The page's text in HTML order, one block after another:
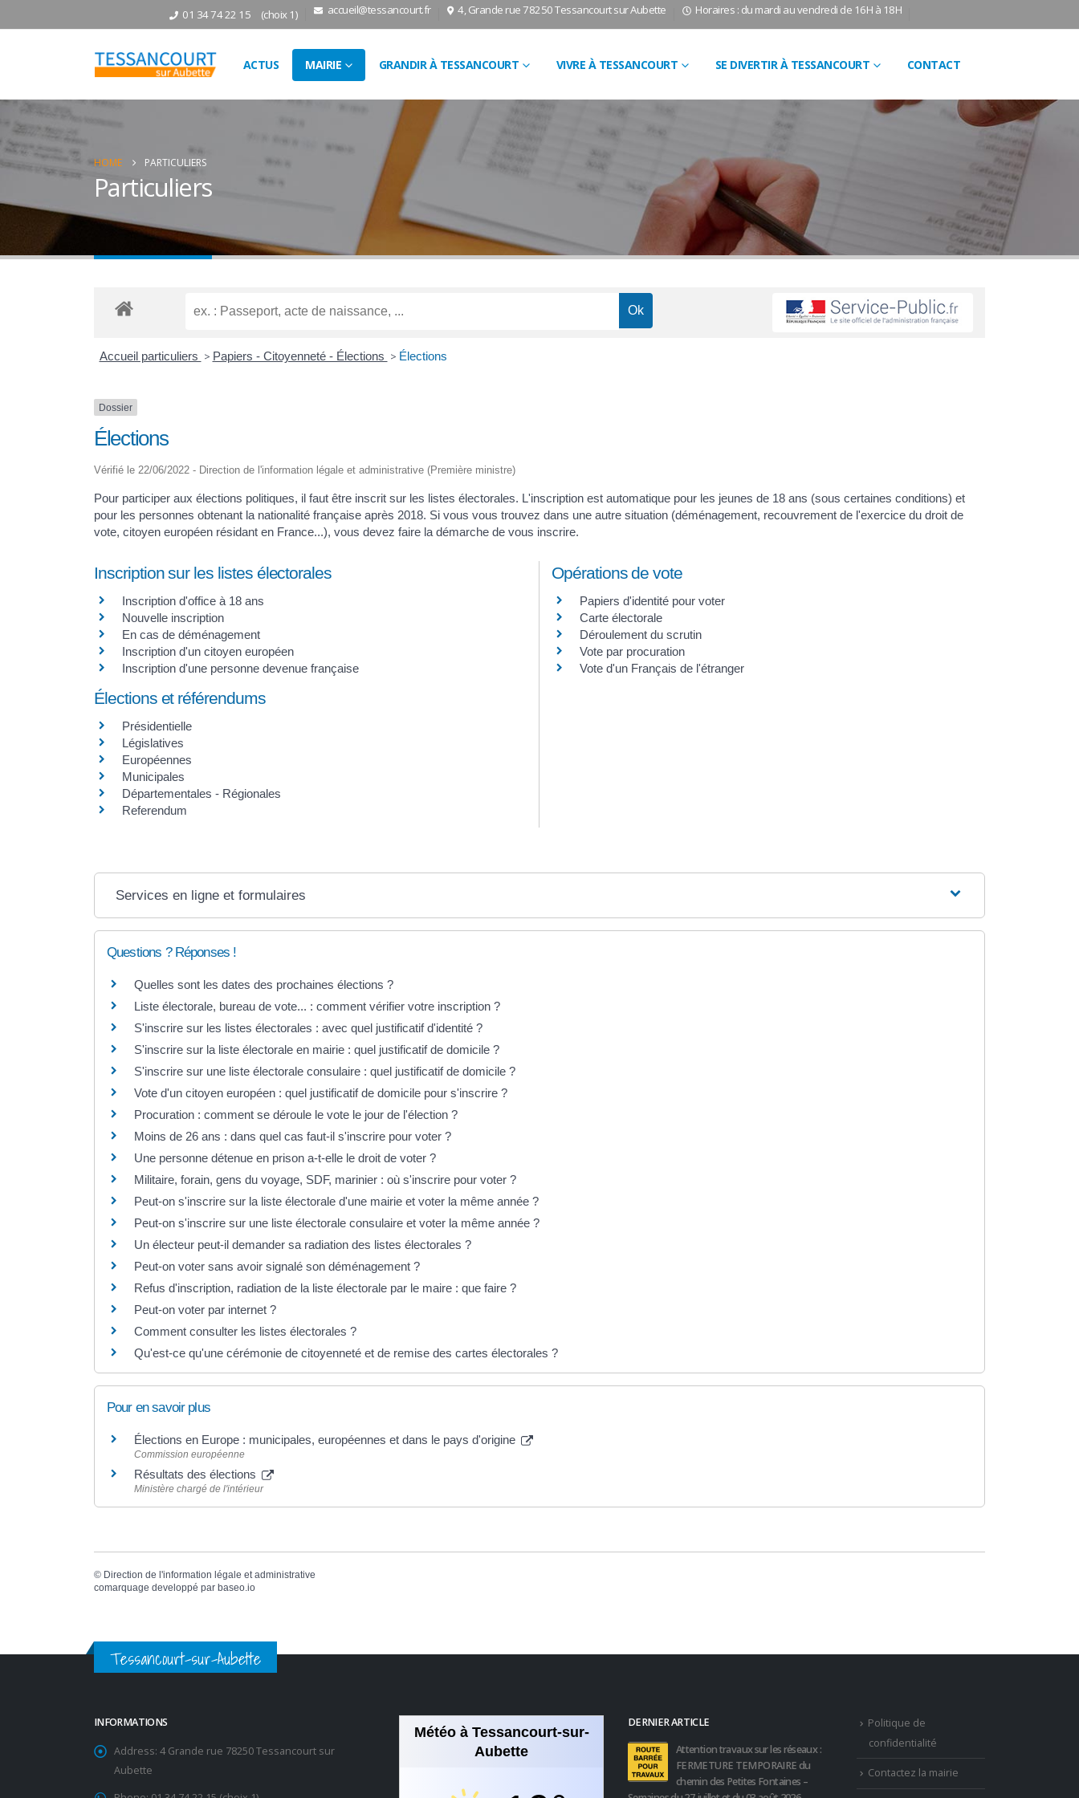
01 34 74 22 15 (choix 1) accueil@tessancourt.fr 4, Grande rue 78250 Tessancourt sur Aubette Horaires : du mardi au vendredi de 16H à 18H
ACTUS MAIRIE GRANDIR À TESSANCOURT VIVRE À TESSANCOURT SE DIVERTIR À TESSANCOURT CONTACT
HOME PARTICULIERS
Particuliers
Accueil particuliers > Papiers - Citoyenneté - Élections > Élections
Dossier
Élections
Vérifié le 22/06/2022 - Direction de l'information légale et administrative (Première ministre)
Pour participer aux élections politiques, il faut être inscrit sur les listes électorales. L'inscription est automatique pour les jeunes de 18 ans (sous certaines conditions) et
pour les personnes obtenant la nationalité française après 2018. Si vous vous trouvez dans une autre situation (déménagement, recouvrement de l'exercice du droit de
vote, citoyen européen résidant en France...), vous devez faire la démarche de vous inscrire.
Inscription sur les listes électorales
Inscription d'office à 18 ans
Nouvelle inscription
En cas de déménagement
Inscription d'un citoyen européen
Inscription d'une personne devenue française
Opérations de vote
Papiers d'identité pour voter
Carte électorale
Déroulement du scrutin
Vote par procuration
Vote d'un Français de l'étranger
Élections et référendums
Présidentielle
Législatives
Européennes
Municipales
Départementales - Régionales
Referendum
Services en ligne et formulaires
Questions ? Réponses !
Quelles sont les dates des prochaines élections ?
Liste électorale, bureau de vote... : comment vérifier votre inscription ?
S'inscrire sur les listes électorales : avec quel justificatif d'identité ?
S'inscrire sur la liste électorale en mairie : quel justificatif de domicile ?
S'inscrire sur une liste électorale consulaire : quel justificatif de domicile ?
Vote d'un citoyen européen : quel justificatif de domicile pour s'inscrire ?
Procuration : comment se déroule le vote le jour de l'élection ?
Moins de 26 ans : dans quel cas faut-il s'inscrire pour voter ?
Une personne détenue en prison a-t-elle le droit de voter ?
Militaire, forain, gens du voyage, SDF, marinier : où s'inscrire pour voter ?
Peut-on s'inscrire sur la liste électorale d'une mairie et voter la même année ?
Peut-on s'inscrire sur une liste électorale consulaire et voter la même année ?
Un électeur peut-il demander sa radiation des listes électorales ?
Peut-on voter sans avoir signalé son déménagement ?
Refus d'inscription, radiation de la liste électorale par le maire : que faire ?
Peut-on voter par internet ?
Comment consulter les listes électorales ?
Qu'est-ce qu'une cérémonie de citoyenneté et de remise des cartes électorales ?
Pour en savoir plus
Élections en Europe : municipales, européennes et dans le pays d'origine
Commission européenne
Résultats des élections
Ministère chargé de l'intérieur
© Direction de l'information légale et administrative
comarquage developpé par baseo.io
Tessancourt-sur-Aubette
INFORMATIONS
Address: 4 Grande rue 78250 Tessancourt sur
Aubette
Météo à Tessancourt-sur-
Aubette
DERNIER ARTICLE
Attention travaux sur les réseaux :
FERMETURE TEMPORAIRE du
chemin des Petites Fontaines –
Politique de
confidentialité
Contactez la mairie